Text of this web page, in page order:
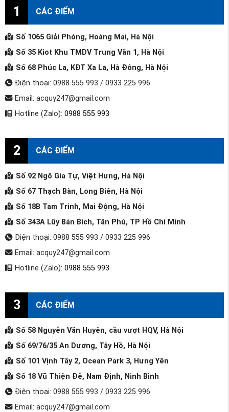
1 CÁC ĐIỂM
Số 1065 Giải Phóng, Hoàng Mai, Hà Nội
Số 35 Kiot Khu TMDV Trung Văn 1, Hà Nội
Số 68 Phúc La, KĐT Xa La, Hà Đông, Hà Nội
Điện thoại: 0988 555 993 / 0933 225 996
Email: acquy247@gmail.com
Hotline (Zalo): 0988 555 993
2 CÁC ĐIỂM
Số 92 Ngô Gia Tự, Việt Hưng, Hà Nội
Số 67 Thạch Bàn, Long Biên, Hà Nội
Số 18B Tam Trinh, Mai Động, Hà Nội
Số 343A Lũy Bán Bích, Tân Phú, TP Hồ Chí Minh
Điện thoại: 0988 555 993 / 0933 225 996
Email: acquy247@gmail.com
Hotline (Zalo): 0988 555 993
3 CÁC ĐIỂM
Số 58 Nguyễn Văn Huyên, cầu vượt HQV, Hà Nội
Số 69/76/35 An Dương, Tây Hồ, Hà Nội
Số 101 Vịnh Tây 2, Ocean Park 3, Hưng Yên
Số 18 Vũ Thiện Đễ, Nam Định, Ninh Bình
Điện thoại: 0988 555 993 / 0933 225 996
Email: acquy247@gmail.com